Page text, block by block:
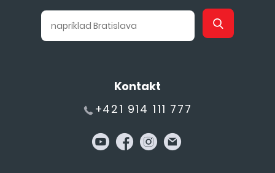
Kontakt
+421 914 111 777